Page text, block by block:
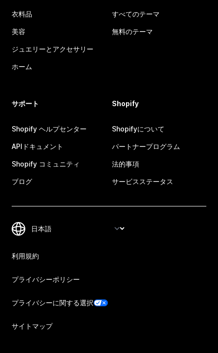
衣料品
美容
ジュエリーとアクセサリー
ホーム
すべてのテーマ
無料のテーマ
サポート
Shopify ヘルプセンター
APIドキュメント
Shopify コミュニティ
ブログ
Shopify
Shopifyについて
パートナープログラム
法的事項
サービスステータス
利用規約
プライバシーポリシー
プライバシーに関する選択
サイトマップ